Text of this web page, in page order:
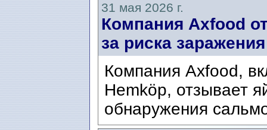
31 мая 2026 г.
Компания Axfood
за риска
Компания Axfood,
Hemköp, отзывает
обнаружения